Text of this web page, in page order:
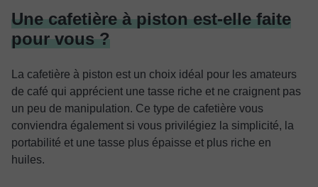
Une cafetière à piston est-elle faite
pour vous ?
La cafetière à piston est un choix idéal pour les amateurs
de café qui apprécient une tasse riche et ne craignent pas
un peu de manipulation. Ce type de cafetière vous
conviendra également si vous privilégiez la simplicité, la
portabilité et une tasse plus épaisse et plus riche en
huiles.